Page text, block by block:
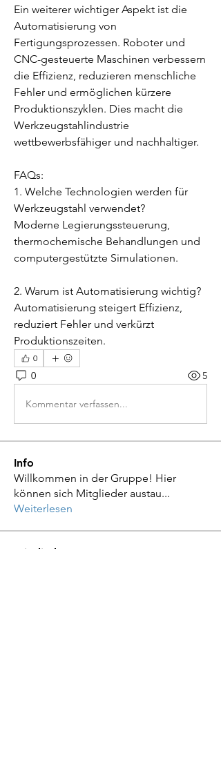
Ein weiterer wichtiger Aspekt ist die
Automatisierung von
Fertigungsprozessen. Roboter und
CNC-gesteuerte Maschinen verbessern
die Effizienz, reduzieren menschliche
Fehler und ermöglichen kürzere
Produktionszyklen. Dies macht die
Werkzeugstahlindustrie
wettbewerbsfähiger und nachhaltiger.
FAQs:
1. Welche Technologien werden für
Werkzeugstahl verwendet?
Moderne Legierungssteuerung,
thermochemische Behandlungen und
computergestützte Simulationen.
2. Warum ist Automatisierung wichtig?
Automatisierung steigert Effizienz,
reduziert Fehler und verkürzt
Produktionszeiten.
0
0 5
Kommentar verfassen...
Info
Willkommen in der Gruppe! Hier
können sich Mitglieder austau...
Weiterlesen
Mitglieder